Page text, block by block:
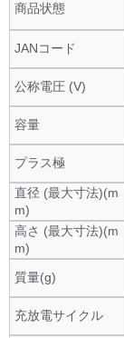
商品状態
JANコード
公称電圧 (V)
容量
プラス極
直径 (最大寸法)(m
m)
高さ (最大寸法)(m
m)
質量(g)
充放電サイクル